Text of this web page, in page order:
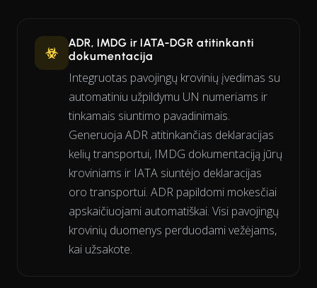
ADR, IMDG ir IATA-DGR atitinkanti
dokumentacija
Integruotas pavojingų krovinių įvedimas su
automatiniu užpildymu UN numeriams ir
tinkamais siuntimo pavadinimais.
Generuoja ADR atitinkančias deklaracijas
kelių transportui, IMDG dokumentaciją jūrų
kroviniams ir IATA siuntėjo deklaracijas
oro transportui. ADR papildomi mokesčiai
apskaičiuojami automatiškai. Visi pavojingų
krovinių duomenys perduodami vežėjams,
kai užsakote.